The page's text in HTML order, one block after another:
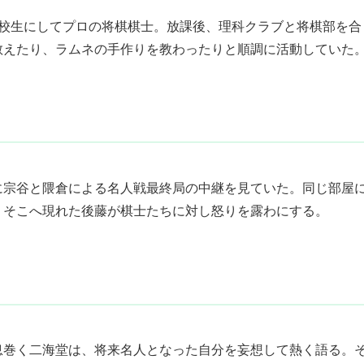
生にしてプロの将棋棋士。放課後、理科クラブと将棋部を合
たり、ラムネの手作りを教わったりと順調に活動していた。
谷と隈倉による名人戦最終局の中継を見ていた。同じ部屋
こへ現れた後藤が棋士たちに対し怒りを露わにする。
く二海堂は、将来名人となった自分を妄想して熱く語る。